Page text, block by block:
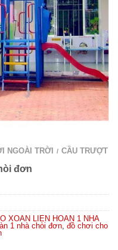
NGOÀI TRỜI / CẦU TRƯỢT
đơn
XOAN LIEN HOAN 1 NHA
1 nhà chòi đơn đồ chơi cho